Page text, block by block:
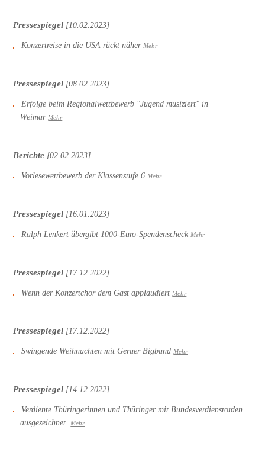
Pressespiegel [10.02.2023]
Konzertreise in die USA rückt näher Mehr
Pressespiegel [08.02.2023]
Erfolge beim Regionalwettbewerb "Jugend musiziert" in
Weimar Mehr
Berichte [02.02.2023]
Vorlesewettbewerb der Klassenstufe 6 Mehr
Pressespiegel [16.01.2023]
Ralph Lenkert übergibt 1000-Euro-Spendenscheck Mehr
Pressespiegel [17.12.2022]
Wenn der Konzertchor dem Gast applaudiert Mehr
Pressespiegel [17.12.2022]
Swingende Weihnachten mit Geraer Bigband Mehr
Pressespiegel [14.12.2022]
Verdiente Thüringerinnen und Thüringer mit Bundesverdienstorden
ausgezeichnet
Mehr